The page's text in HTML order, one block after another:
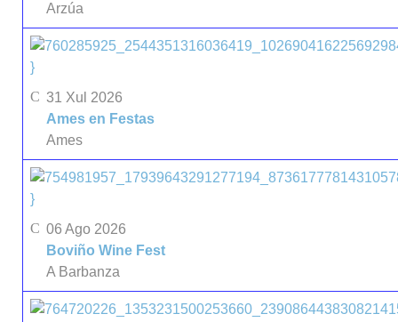
Arzúa
}
31 Xul 2026
Ames en Festas
Ames
}
06 Ago 2026
Boviño Wine Fest
A Barbanza